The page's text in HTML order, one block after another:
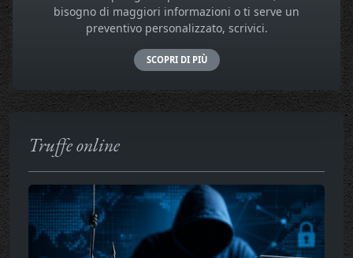
bisogno di maggiori informazioni o ti serve un
preventivo personalizzato, scrivici.
SCOPRI DI PIÙ
Truffe online